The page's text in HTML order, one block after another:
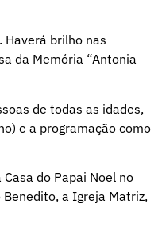
Haverá brilho nas
da Memória “Antonia
de todas as idades,
e a programação como
do Papai Noel no
Benedito, a Igreja Matriz,